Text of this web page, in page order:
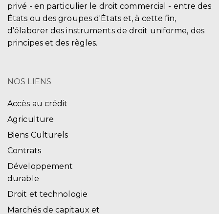
privé - en particulier le droit commercial - entre des
États ou des groupes d'États et, à cette fin,
d’élaborer des instruments de droit uniforme, des
principes et des règles.
NOS LIENS
Accès au crédit
Agriculture
Biens Culturels
Contrats
Développement
durable
Droit et technologie
Marchés de capitaux et